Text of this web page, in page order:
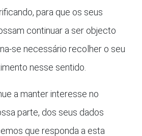
para que os seus
continuar a ser objecto
se necessário recolher o seu
nesse sentido.
a manter interesse no
parte, dos seus dados
que responda a esta